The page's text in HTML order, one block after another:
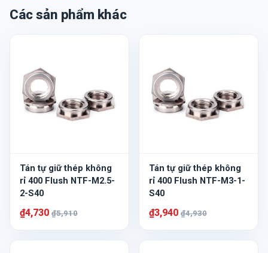
Các sản phẩm khác
Tán tự giữ thép không
rỉ 400 Flush NTF-M2.5-
2-S40
₫4,730 ₫5,910
Tán tự giữ thép không
rỉ 400 Flush NTF-M3-1-
S40
₫3,940 ₫4,930